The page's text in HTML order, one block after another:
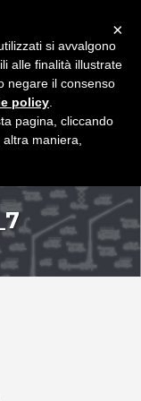
×
si avvalgono
alle finalità illustrate
negare il consenso
policy
pagina, cliccando
maniera,